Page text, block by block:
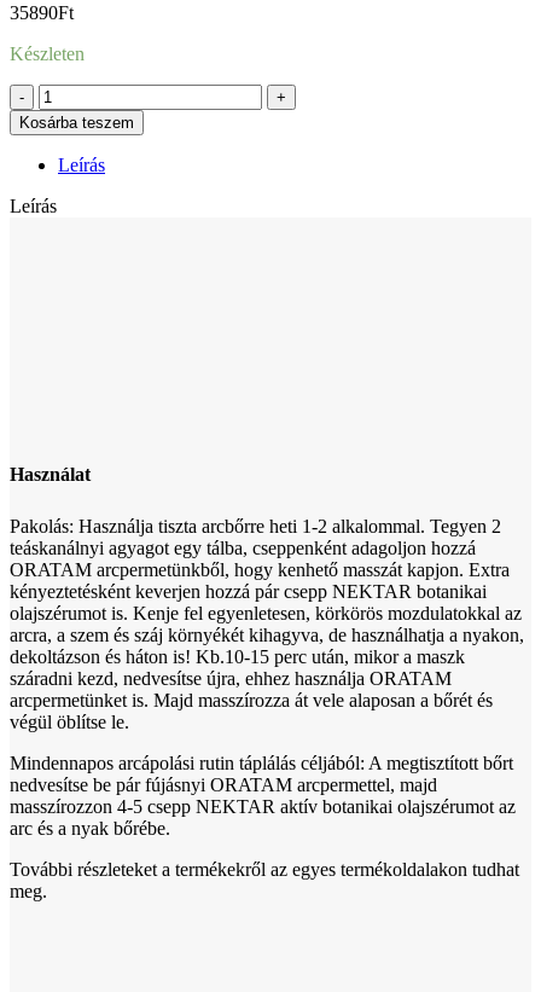
35890Ft
Készleten
RITUAL
Nᵒ1
mennyiség
Kosárba teszem
Leírás
Leírás
Használat
Pakolás: Használja tiszta arcbőrre heti 1-2 alkalommal. Tegyen 2
teáskanálnyi agyagot egy tálba, cseppenként adagoljon hozzá
ORATAM arcpermetünkből, hogy kenhető masszát kapjon. Extra
kényeztetésként keverjen hozzá pár csepp NEKTAR botanikai
olajszérumot is. Kenje fel egyenletesen, körkörös mozdulatokkal az
arcra, a szem és száj környékét kihagyva, de használhatja a nyakon,
dekoltázson és háton is! Kb.10-15 perc után, mikor a maszk
száradni kezd, nedvesítse újra, ehhez használja ORATAM
arcpermetünket is. Majd masszírozza át vele alaposan a bőrét és
végül öblítse le.
Mindennapos arcápolási rutin táplálás céljából: A megtisztított bőrt
nedvesítse be pár fújásnyi ORATAM arcpermettel, majd
masszírozzon 4-5 csepp NEKTAR aktív botanikai olajszérumot az
arc és a nyak bőrébe.
További részleteket a termékekről az egyes termékoldalakon tudhat
meg.